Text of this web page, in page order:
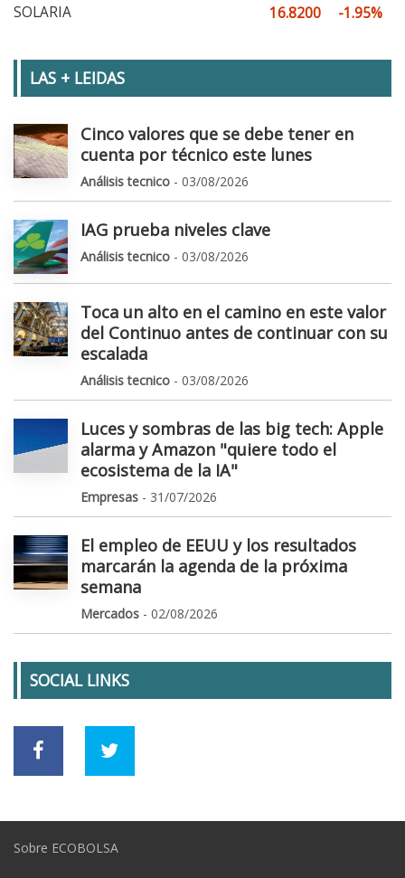
SOLARIA
16.8200 -1.95%
LAS + LEIDAS
Cinco valores que se debe tener en
cuenta por técnico este lunes
Análisis tecnico - 03/08/2026
IAG prueba niveles clave
Análisis tecnico - 03/08/2026
Toca un alto en el camino en este valor
del Continuo antes de continuar con su
escalada
Análisis tecnico - 03/08/2026
Luces y sombras de las big tech: Apple
alarma y Amazon "quiere todo el
ecosistema de la IA"
Empresas - 31/07/2026
El empleo de EEUU y los resultados
marcarán la agenda de la próxima
semana
Mercados - 02/08/2026
SOCIAL LINKS
Sobre ECOBOLSA